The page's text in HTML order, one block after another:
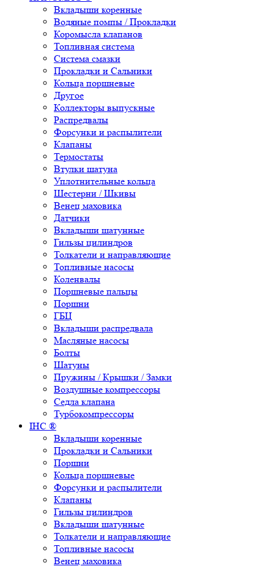
Вкладыши коренные
Водяные помпы / Прокладки
Коромысла клапанов
Топливная система
Система смазки
Прокладки и Сальники
Кольца поршневые
Другое
Коллекторы выпускные
Распредвалы
Форсунки и распылители
Клапаны
Термостаты
Втулки шатуна
Уплотнительные кольца
Шестерни / Шкивы
Венец маховика
Датчики
Вкладыши шатунные
Гильзы цилиндров
Толкатели и направляющие
Топливные насосы
Коленвалы
Поршневые пальцы
Поршни
ГБЦ
Вкладыши распредвала
Масляные насосы
Болты
Шатуны
Пружины / Крышки / Замки
Воздушные компрессоры
Седла клапана
Турбокомпрессоры
IHC ®
Вкладыши коренные
Прокладки и Сальники
Поршни
Кольца поршневые
Форсунки и распылители
Клапаны
Гильзы цилиндров
Вкладыши шатунные
Толкатели и направляющие
Топливные насосы
Венец маховика